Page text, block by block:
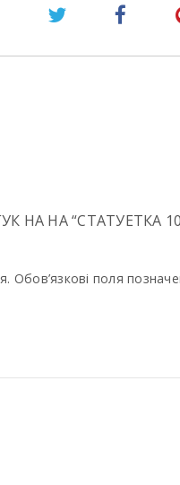
НА “СТАТУЕТКА
Обов’язкові поля